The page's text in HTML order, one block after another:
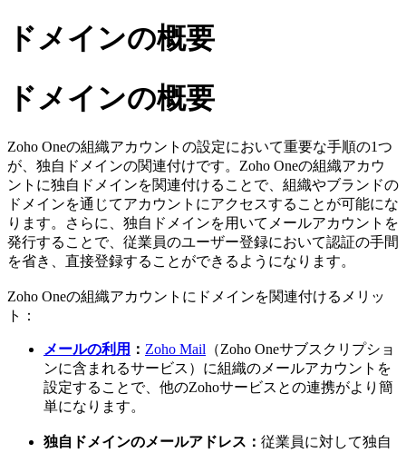
ドメインの概要
ドメインの概要
Zoho Oneの組織アカウントの設定において重要な手順の1つ
が、独自ドメインの関連付けです。Zoho Oneの組織アカウ
ントに独自ドメインを関連付けることで、組織やブランドの
ドメインを通じてアカウントにアクセスすることが可能にな
ります。さらに、独自ドメインを用いてメールアカウントを
発行することで、従業員のユーザー登録において認証の手間
を省き、直接登録することができるようになります。
Zoho Oneの組織アカウントにドメインを関連付けるメリッ
ト：
メールの利用 ： Zoho Mail （Zoho Oneサブスクリプショ
ンに含まれるサービス）に組織のメールアカウントを
設定することで、他のZohoサービスとの連携がより簡
単になります。
独自ドメインのメールアドレス： 従業員に対して独自